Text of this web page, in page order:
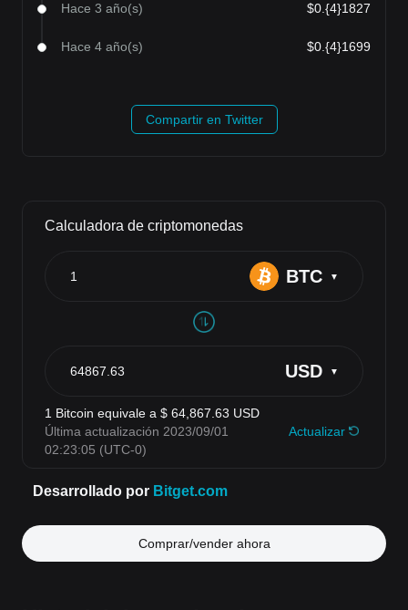
Hace 3 año(s) $0.{4}1827
Hace 4 año(s) $0.{4}1699
Compartir en Twitter
Comprar/vender ahora